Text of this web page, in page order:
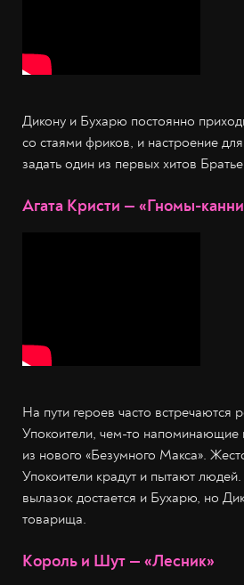
Дикону и Бухарю постоянно
со стаями фриков, и настроение
задать один из первых хитов
Агата Кристи — «Гномы-
На пути героев часто встречаются
Упокоители, чем-то напоминающие
из нового «Безумного Макса».
Упокоители крадут и пытают
вылазок достается и Бухарю, но
товарища.
Король и Шут — «Лесник»